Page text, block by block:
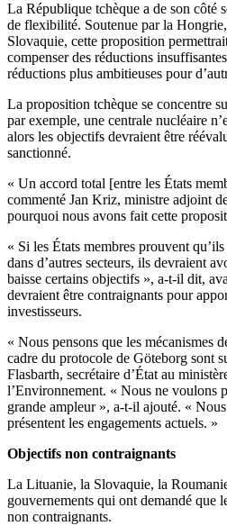
La République tchèque a de son côté
de flexibilité. Soutenue par la
Slovaquie, cette proposition
compenser des réductions
réductions plus ambitieuses pour
La proposition tchèque se concentre
par exemple, une centrale nucléaire
alors les objectifs devraient être
sanctionné.
« Un accord total [entre les États
commenté Jan Kriz, ministre adjoint
pourquoi nous avons fait cette
« Si les États membres prouvent
dans d’autres secteurs, ils devraient
baisse certains objectifs », a-t-il dit,
devraient être contraignants pour
investisseurs.
« Nous pensons que les mécanismes
cadre du protocole de Göteborg sont
Flasbarth, secrétaire d’État au
l’Environnement. « Nous ne voulons
grande ampleur », a-t-il ajouté. «
présentent les engagements actuels. »
Objectifs non contraignants
La Lituanie, la Slovaquie, la
gouvernements qui ont demandé que
non contraignants.